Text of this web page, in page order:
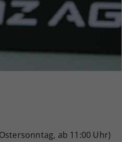
ab 11:00 Uhr)
Einstellungen, falls der
Betreiber dies eingestellt hat.